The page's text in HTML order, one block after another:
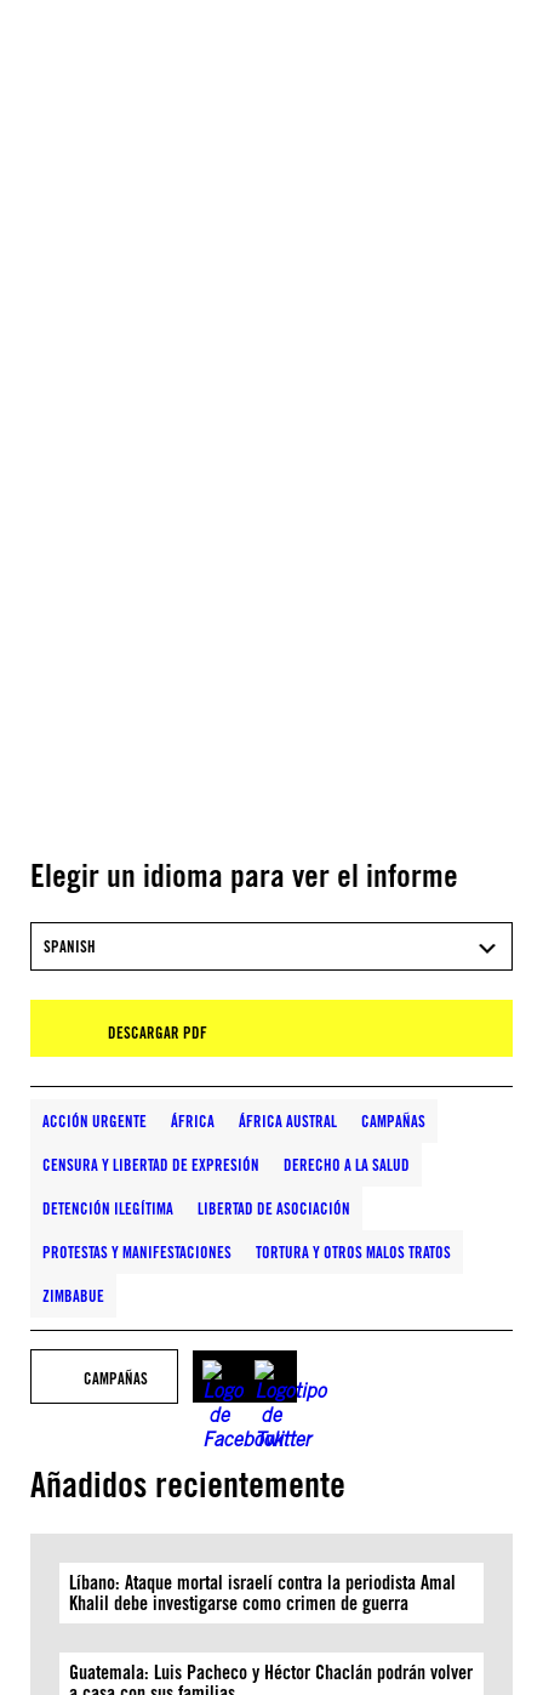
Elegir un idioma para ver el informe
SPANISH
DESCARGAR PDF
ACCIÓN URGENTE ÁFRICA ÁFRICA AUSTRAL CAMPAÑAS
CENSURA Y LIBERTAD DE EXPRESIÓN DERECHO A LA SALUD
DETENCIÓN ILEGÍTIMA LIBERTAD DE ASOCIACIÓN
PROTESTAS Y MANIFESTACIONES TORTURA Y OTROS MALOS TRATOS
ZIMBABUE
CAMPAÑAS
Añadidos recientemente
Líbano: Ataque mortal israelí contra la periodista Amal
Khalil debe investigarse como crimen de guerra
Guatemala: Luis Pacheco y Héctor Chaclán podrán volver